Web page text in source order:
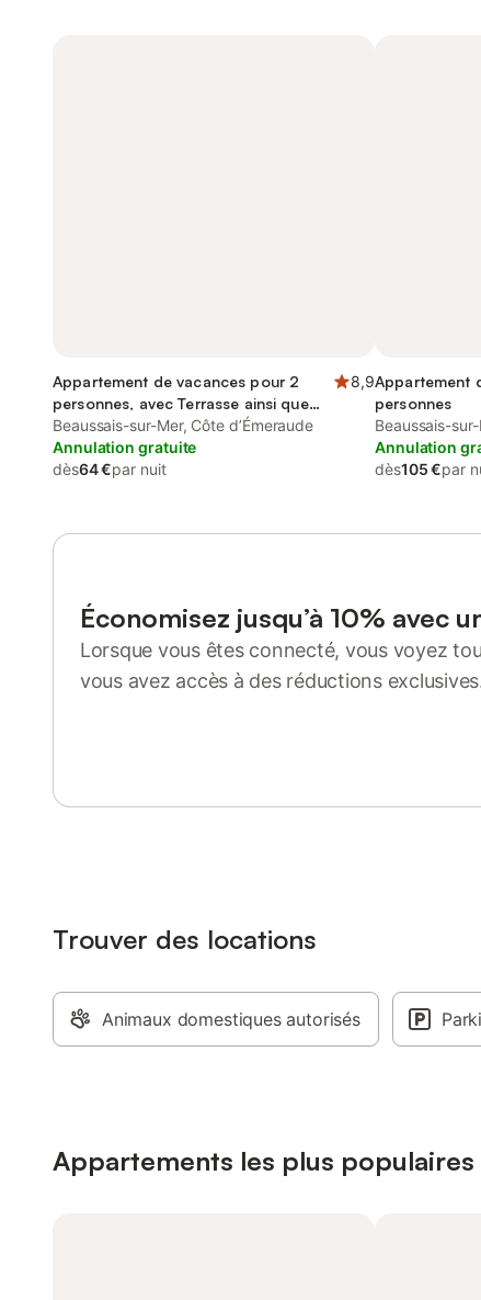
Appartement de vacances pour 2
personnes, avec Terrasse ainsi que
Jardin et Vue
8,9
Beaussais-sur-Mer, Côte d’Émeraude
Annulation gratuite
dès64 €par nuit
Appartement
personnes
Beaussais-
Annulation
dès105 €par
Économisez jusqu’à 10% avec
Lorsque vous êtes connecté, vous voyez
vous avez accès à des réductions
Trouver des locations
Animaux domestiques autorisés
Appartements les plus populaires